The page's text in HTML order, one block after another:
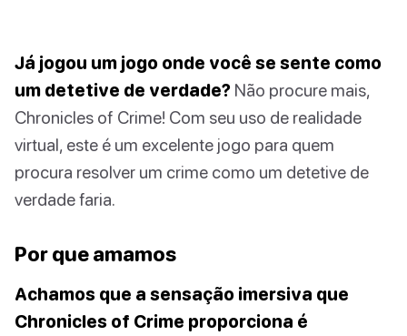
Já jogou um jogo onde você se sente como
um detetive de verdade? Não procure mais,
Chronicles of Crime! Com seu uso de realidade
virtual, este é um excelente jogo para quem
procura resolver um crime como um detetive de
verdade faria.
Por que amamos
Achamos que a sensação imersiva que
Chronicles of Crime proporciona é